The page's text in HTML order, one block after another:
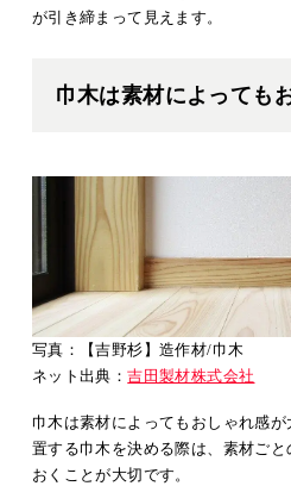
が引き締まって見えます。
巾木は素材によっても
写真：【吉野杉】造作材/巾木
ネット出典：吉田製材株式会社
巾木は素材によってもおしゃれ感
置する巾木を決める際は、素材ご
おくことが大切です。